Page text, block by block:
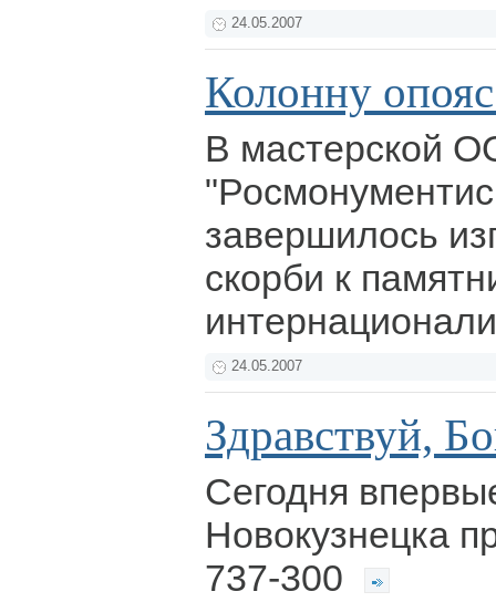
24.05.2007
Колонну
В мастерской
завершилось
скорби к
24.05.2007
Здравствуй,
Сегодня
Новокузнецка
737-300